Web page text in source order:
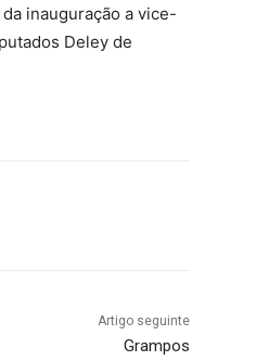
inauguração a vice-
Deley de
Artigo seguinte
Grampos